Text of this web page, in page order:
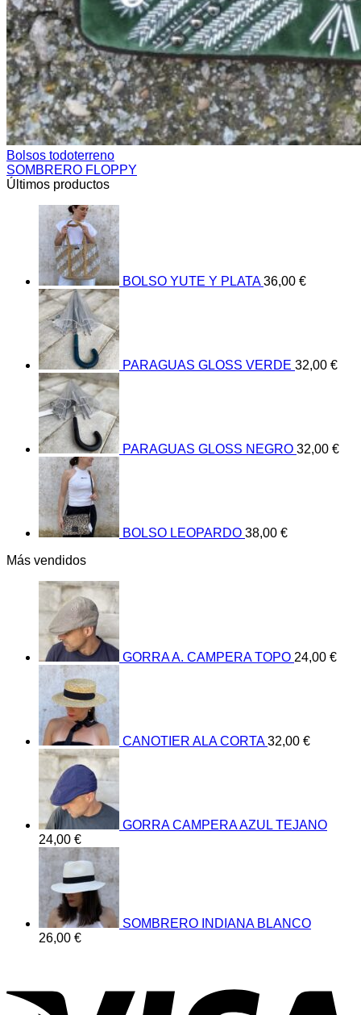
Bolsos todoterreno
SOMBRERO FLOPPY
Últimos productos
BOLSO YUTE Y PLATA 36,00 €
PARAGUAS GLOSS VERDE 32,00 €
PARAGUAS GLOSS NEGRO 32,00 €
BOLSO LEOPARDO 38,00 €
Más vendidos
GORRA A. CAMPERA TOPO 24,00 €
CANOTIER ALA CORTA 32,00 €
GORRA CAMPERA AZUL TEJANO
24,00 €
SOMBRERO INDIANA BLANCO
26,00 €